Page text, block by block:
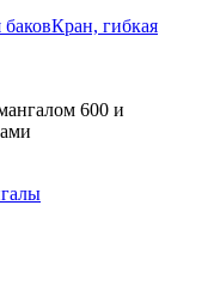
Кран, гибкая